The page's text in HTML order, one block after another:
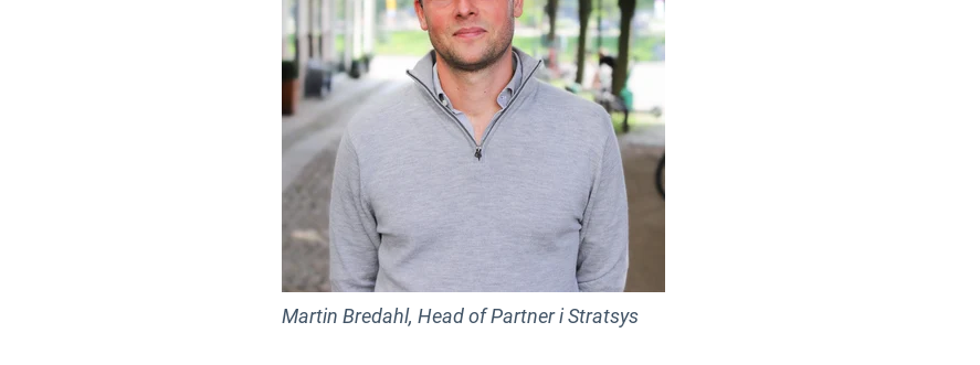
Martin Bredahl, Head of Partner i Stratsys